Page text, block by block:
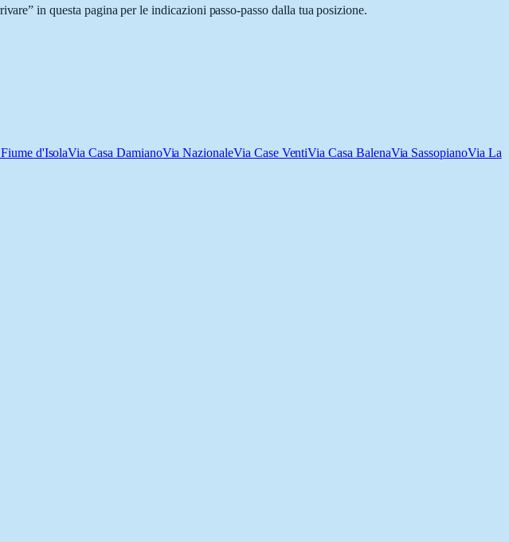
in questa pagina per le indicazioni passo-passo dalla tua posizione.
d'IsolaVia Casa DamianoVia NazionaleVia Case VentiVia Casa BalenaVia SassopianoVia La